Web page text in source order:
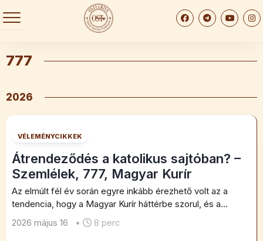
to
777
2026
VÉLEMÉNYCIKKEK
Átrendeződés a katolikus sajtóban? –
Szemlélek, 777, Magyar Kurír
Az elmúlt fél év során egyre inkább érezhető volt az a
tendencia, hogy a Magyar Kurír háttérbe szorul, és a...
2026 május 16
• 8 perc